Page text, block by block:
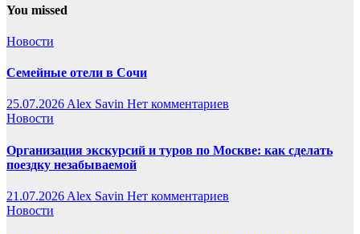
You missed
Новости
Семейные отели в Сочи
25.07.2026Alex Savin Нет комментариев
Новости
Организация экскурсий и туров по Москве: как сделать
поездку незабываемой
21.07.2026 Alex Savin Нет комментариев
Новости